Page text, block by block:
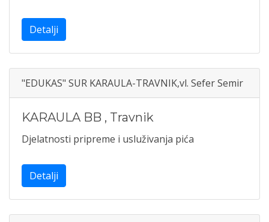
Detalji
"EDUKAS" SUR KARAULA-TRAVNIK,vl. Sefer Semir
KARAULA BB , Travnik
Djelatnosti pripreme i usluživanja pića
Detalji